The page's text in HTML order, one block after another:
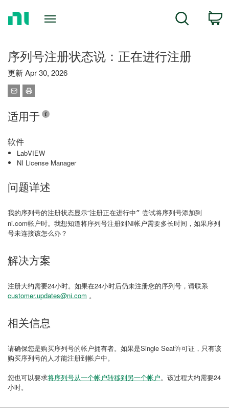
Search
序列号注册状态说：正在进行注册
更新 Apr 30, 2026
适用于
软件
LabVIEW
NI License Manager
问题详述
我的序列号的注册状态显示“注册正在进行中” 尝试将序列号添加到
ni.com帐户时。我想知道将序列号注册到NI帐户需要多长时间，如果序列
号未连接该怎么办？
解决方案
注册大约需要24小时。如果在24小时后仍未注册您的序列号，请联系
customer.updates@ni.com 。
相关信息
请确保您是购买序列号的帐户拥有者。如果是Single Seat许可证，只有该
购买序列号的人才能注册到帐户中。
您也可以要求将序列号从一个帐户转移到另一个帐户。该过程大约需要24
小时。